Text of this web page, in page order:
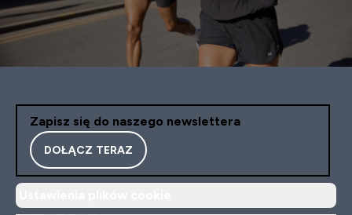
Zapisz się do naszego newslettera
DOŁĄCZ TERAZ